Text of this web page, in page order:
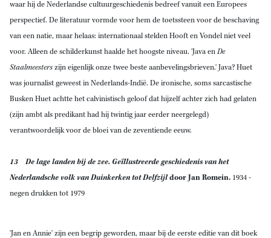
waar hij de Nederlandse cultuurgeschiedenis bedreef vanuit een Europees
perspectief. De literatuur vormde voor hem de toetssteen voor de beschaving
van een natie, maar helaas: internationaal stelden Hooft en Vondel niet veel
voor. Alleen de schilderkunst haalde het hoogste niveau. 'Java enDe
Staalmeesterszijn eigenlijk onze twee beste aanbevelingsbrieven.' Java? Huet
was journalist geweest in Nederlands-Indië. De ironische, soms sarcastische
Busken Huet achtte het calvinistisch geloof dat hijzelf achter zich had gelaten
(zijn ambt als predikant had hij twintig jaar eerder neergelegd)
verantwoordelijk voor de bloei van de zeventiende eeuw.
13 De lage landen bij de zee. Geïllustreerde geschiedenis van het
Nederlandsche volk van Duinkerken tot Delfzijldoor Jan Romein. 1934 -
negen drukken tot 1979
'Jan en Annie' zijn een begrip geworden, maar bij de eerste editie van dit boek